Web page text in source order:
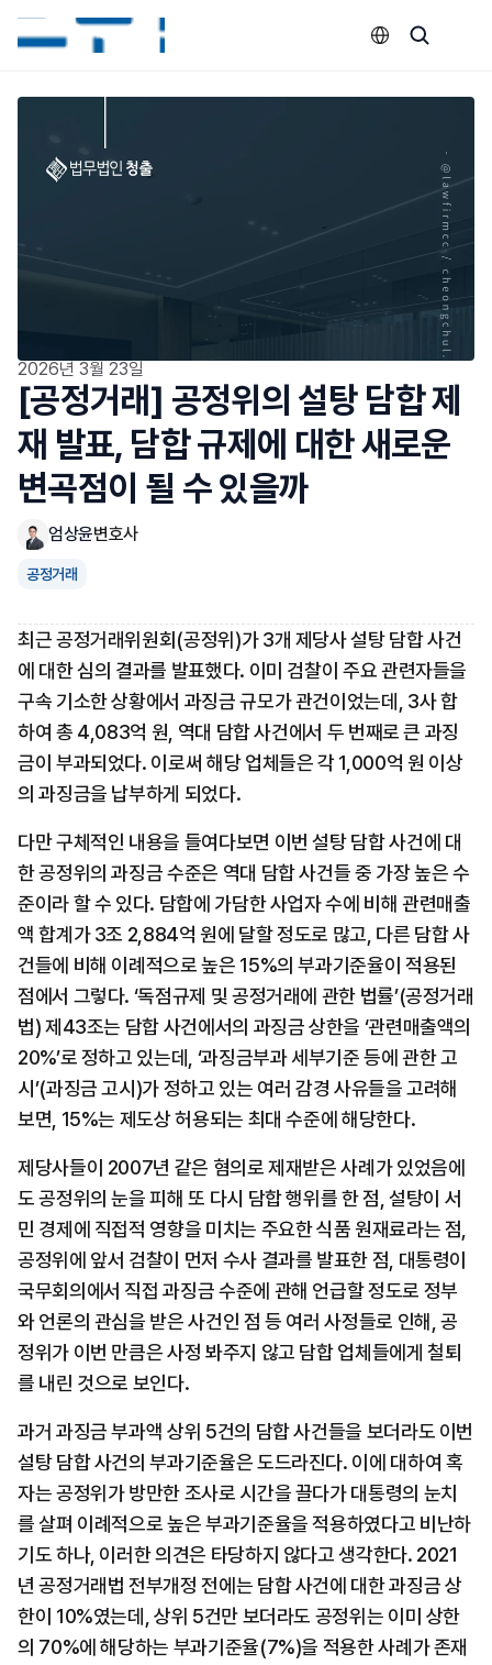
2026년 3월 23일
[공정거래] 공정위의 설탕 담합 제
재 발표, 담합 규제에 대한 새로운
변곡점이 될 수 있을까
엄상윤변호사
공정거래
최근 공정거래위원회(공정위)가 3개 제당사 설탕 담합 사건
에 대한 심의 결과를 발표했다. 이미 검찰이 주요 관련자들을
구속 기소한 상황에서 과징금 규모가 관건이었는데, 3사 합
하여 총 4,083억 원, 역대 담합 사건에서 두 번째로 큰 과징
금이 부과되었다. 이로써 해당 업체들은 각 1,000억 원 이상
의 과징금을 납부하게 되었다.
다만 구체적인 내용을 들여다보면 이번 설탕 담합 사건에 대
한 공정위의 과징금 수준은 역대 담합 사건들 중 가장 높은 수
준이라 할 수 있다. 담합에 가담한 사업자 수에 비해 관련매출
액 합계가 3조 2,884억 원에 달할 정도로 많고, 다른 담합 사
건들에 비해 이례적으로 높은 15%의 부과기준율이 적용된
점에서 그렇다. ‘독점규제 및 공정거래에 관한 법률’(공정거래
법) 제43조는 담합 사건에서의 과징금 상한을 ‘관련매출액의
20%’로 정하고 있는데, ‘과징금부과 세부기준 등에 관한 고
시’(과징금 고시)가 정하고 있는 여러 감경 사유들을 고려해
보면, 15%는 제도상 허용되는 최대 수준에 해당한다.
제당사들이 2007년 같은 혐의로 제재받은 사례가 있었음에
도 공정위의 눈을 피해 또 다시 담합 행위를 한 점, 설탕이 서
민 경제에 직접적 영향을 미치는 주요한 식품 원재료라는 점,
공정위에 앞서 검찰이 먼저 수사 결과를 발표한 점, 대통령이
국무회의에서 직접 과징금 수준에 관해 언급할 정도로 정부
와 언론의 관심을 받은 사건인 점 등 여러 사정들로 인해, 공
정위가 이번 만큼은 사정 봐주지 않고 담합 업체들에게 철퇴
를 내린 것으로 보인다.
과거 과징금 부과액 상위 5건의 담합 사건들을 보더라도 이번
설탕 담합 사건의 부과기준율은 도드라진다. 이에 대하여 혹
자는 공정위가 방만한 조사로 시간을 끌다가 대통령의 눈치
를 살펴 이례적으로 높은 부과기준율을 적용하였다고 비난하
기도 하나, 이러한 의견은 타당하지 않다고 생각한다. 2021
년 공정거래법 전부개정 전에는 담합 사건에 대한 과징금 상
한이 10%였는데, 상위 5건만 보더라도 공정위는 이미 상한
의 70%에 해당하는 부과기준율(7%)을 적용한 사례가 존재
Select Language